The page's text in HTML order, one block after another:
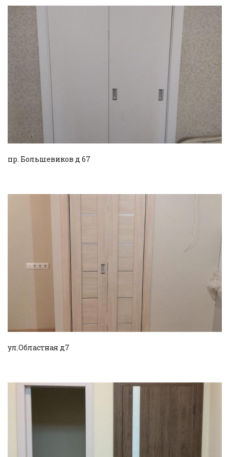
пр. Большевиков д 67
Смотреть проект
ул.Областная д7